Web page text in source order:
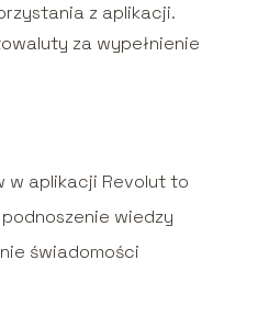
z aplikacji.
za wypełnienie
w aplikacji Revolut to
wiedzy
świadomości